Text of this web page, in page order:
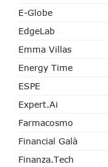
E-Globe
EdgeLab
Emma Villas
Energy Time
ESPE
Expert.ai
Farmacosmo
Financial Galà
Finanza.tech